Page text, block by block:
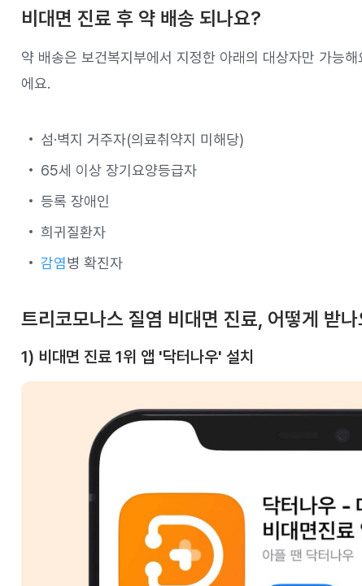
비대면 진료 후 약 배송 되나요?
약 배송은 보건복지부에서 지정한 아래의 대상자만 가능
에요.
섬·벽지 거주자(의료취약지 미해당)
65세 이상 장기요양등급자
등록 장애인
희귀질환자
감염병 확진자
트리코모나스 질염 비대면 진료, 어떻게 받
1) 비대면 진료 1위 앱 '닥터나우' 설치